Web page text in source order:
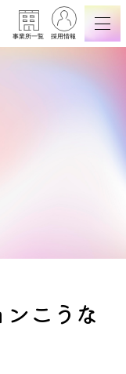
事業所一覧 採用情報
こうな